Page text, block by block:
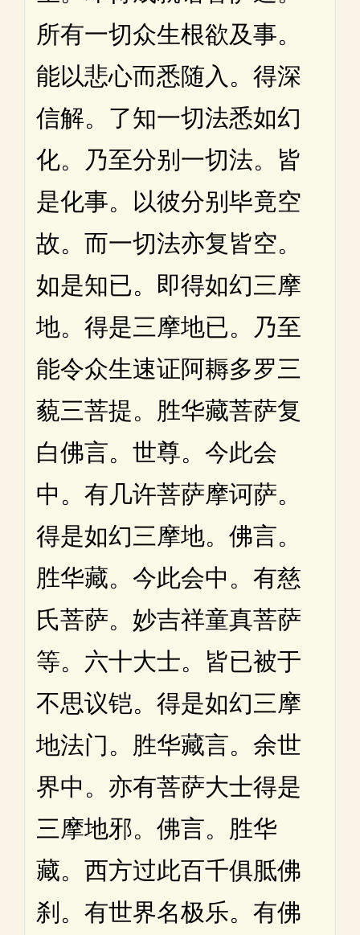
所有一切众生根欲及事。
能以悲心而悉随入。得深
信解。了知一切法悉如幻
化。乃至分别一切法。皆
是化事。以彼分别毕竟空
故。而一切法亦复皆空。
如是知已。即得如幻三摩
地。得是三摩地已。乃至
能令众生速证阿耨多罗三
藐三菩提。胜华藏菩萨复
白佛言。世尊。今此会
中。有几许菩萨摩诃萨。
得是如幻三摩地。佛言。
胜华藏。今此会中。有慈
氏菩萨。妙吉祥童真菩萨
等。六十大士。皆已被于
不思议铠。得是如幻三摩
地法门。胜华藏言。余世
界中。亦有菩萨大士得是
三摩地邪。佛言。胜华
藏。西方过此百千俱胝佛
刹。有世界名极乐。有佛